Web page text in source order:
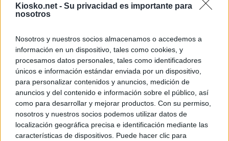
Kiosko.net - Su privacidad es importante para
nosotros
Nosotros y nuestros socios almacenamos o accedemos a
información en un dispositivo, tales como cookies, y
procesamos datos personales, tales como identificadores
únicos e información estándar enviada por un dispositivo,
para personalizar contenidos y anuncios, medición de
anuncios y del contenido e información sobre el público, así
como para desarrollar y mejorar productos. Con su permiso,
nosotros y nuestros socios podemos utilizar datos de
localización geográfica precisa e identificación mediante las
características de dispositivos. Puede hacer clic para